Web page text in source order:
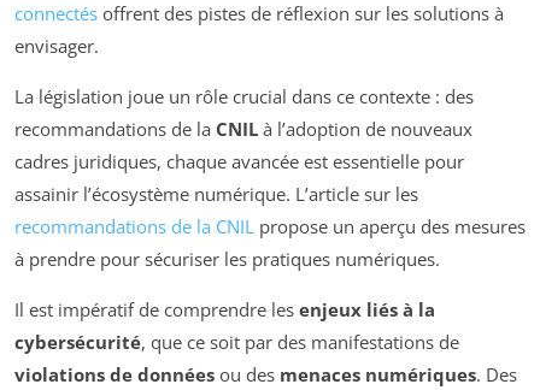
connectés offrent des pistes de réflexion sur les solutions à
envisager.
La législation joue un rôle crucial dans ce contexte : des
recommandations de la CNIL à l’adoption de nouveaux
cadres juridiques, chaque avancée est essentielle pour
assainir l’écosystème numérique. L’article sur les
recommandations de la CNIL propose un aperçu des mesures
à prendre pour sécuriser les pratiques numériques.
Il est impératif de comprendre les enjeux liés à la
cybersécurité, que ce soit par des manifestations de
violations de données ou des menaces numériques. Des